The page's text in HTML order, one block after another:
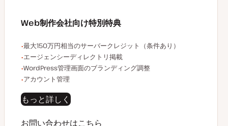
Web制作会社向け特別特典
エージェンシー限定特典の例
最大150万円相当のサーバークレジット（条件あり）
エージェンシーディレクトリ掲載
WordPress管理画面のブランディング調整
アカウント管理
もっと詳しく
お問い合わせはこちら